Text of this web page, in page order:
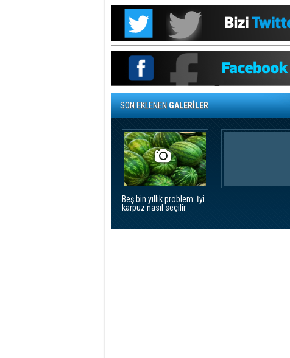
SON EKLENENGALERİLER
Beş bin yıllık problem: İyi
karpuz nasıl seçilir